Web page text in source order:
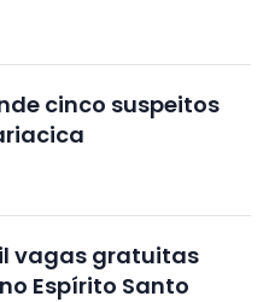
cinco suspeitos
vagas gratuitas
Espírito Santo